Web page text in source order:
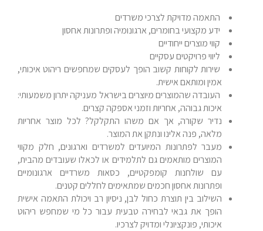
התאמה מדויקת לצרכי משרדים
ידע מקצועי בחומרים, ארגונומיה ופתרונות אחסון
קווי מוצרים ייחודיים
ליווי פרויקטים עסקיים
שירות לקוחות קשוב הופך לעסקים שמחפשים ריהוט איכותי,
אמין ומותאם אישית.
העובדה שהמוצרים מיוצרים בישראל מעניקה יתרון משמעותי:
איכות גבוהה, אחריות וזמני אספקה קצרים.
נדיר שקורה, אך אם משהו התקלקל? לכל מוצר אחריות
מלאה, פנה אלינו ונתקן את המוצר.
מעבר לפתרונות המיועדים למשרדים וארגונים, חלק מקווי
המוצרים מותאמים גם לתלמידים או לכאלו שעובדים מהבית,
עם שולחנות קומפקטיים, כסאות משרדיים ארגונומיים
ופתרונות אחסון חכמים שמתאימים לחללים קטנים.
השילוב בין תוצרת כחול לבן, ניסיון רב ויכולת התאמה אישית
הופך את גבאי לבחירה טבעית עבור כל מי שמחפש ריהוט
איכותי, פונקציונלי ומדויק לצרכיו.